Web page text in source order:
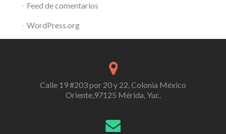
Feed de comentarios
WordPress.org
Calle 19 #203 por 20 y 22, Colonia México
Oriente,97125 Mérida, Yuc.